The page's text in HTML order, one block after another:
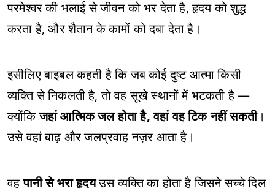
परमेश्वर की भलाई से जीवन को भर देता है, हृदय को शुद्ध
करता है, और शैतान के कामों को दबा देता है।
इसीलिए बाइबल कहती है कि जब कोई दुष्ट आत्मा किसी
व्यक्ति से निकलती है, तो वह सूखे स्थानों में भटकती है —
क्योंकिजहां आत्मिक जल होता है, वहां वह टिक नहीं सकती।
उसे वहां बाढ़ और जलप्रवाह नज़र आता है।
वहपानी से भरा हृदयउस व्यक्ति का होता है जिसने सच्चे दिल